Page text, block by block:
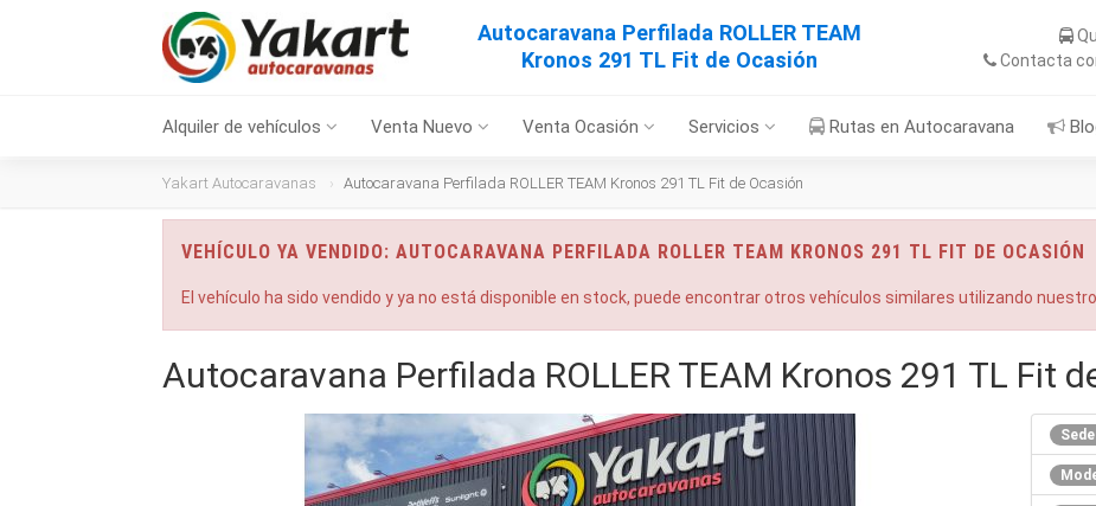
Autocaravana Perfilada ROLLER TEAM
Kronos 291 TL Fit de Ocasión
Contacta
Alquiler de vehículos Venta Nuevo Venta Ocasión Servicios Rutas en Autocaravana
Yakart Autocaravanas Autocaravana Perfilada ROLLER TEAM Kronos 291 TL Fit de Ocasión
VEHÍCULO YA VENDIDO: AUTOCARAVANA PERFILADA ROLLER TEAM KRONOS 291 TL FIT DE OCASIÓN
El vehículo ha sido vendido y ya no está disponible en stock, puede encontrar otros vehículos similares utilizando
Autocaravana Perfilada ROLLER TEAM Kronos 291 TL Fit